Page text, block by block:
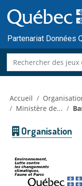
au
contenu
Partenariat Données
Accueil
Ministère de...
Organisation